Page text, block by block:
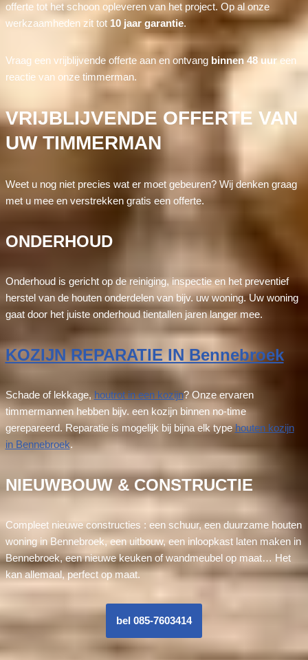
offerte tot het schoon opleveren van het project. Op al onze
werkzaamheden zit tot 10 jaar garantie.
Vraag een vrijblijvende offerte aan en ontvang binnen 48 uureen
reactie van onze timmerman.
VRIJBLIJVENDE OFFERTE VAN
UW TIMMERMAN
Weet u nog niet precies wat er moet gebeuren? Wij denken graag
met u mee en verstrekken gratis een offerte.
ONDERHOUD
Onderhoud is gericht op de reiniging, inspectie en het preventief
herstel van de houten onderdelen van bijv. uw woning. Uw woning
gaat door het juiste onderhoud tientallen jaren langer mee.
KOZIJN REPARATIE IN Bennebroek
Schade of lekkage, houtrot in een kozijn? Onze ervaren
timmermannen hebben bijv. een kozijn binnen no-time
gerepareerd. Reparatie is mogelijk bij bijna elk typehouten kozijn
in Bennebroek.
NIEUWBOUW & CONSTRUCTIE
Compleet nieuwe constructies : een schuur, een duurzame houten
woning in Bennebroek, een uitbouw, een inloopkast laten maken in
Bennebroek, een nieuwe keuken of wandmeubel op maat… Het
kan allemaal, perfect op maat.
bel 085-7603414